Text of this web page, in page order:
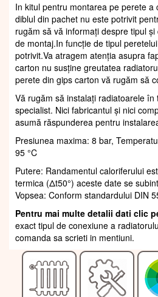
In kitul pentru montarea pe perete a
diblul din pachet nu este potrivit
rugăm să vă informați despre tipul
de montaj.In funcție de tipul
potrivit.Va atragem atenția asupra
carton nu susține greutatea
perete din gips carton vă rugăm să
Vă rugăm să instalați radiatoarele în
specialist. Nici fabricantul și nici
asumă răspunderea pentru
Presiunea maxima: 8 bar,
95 °C
Putere: Randamentul caloriferului
termica (Δt50°) aceste date se
Vopsea: Conform standardului DIN
Pentru mai multe detalii dati clic
exact tipul de conexiune a
comanda sa scrieti in mentiuni.